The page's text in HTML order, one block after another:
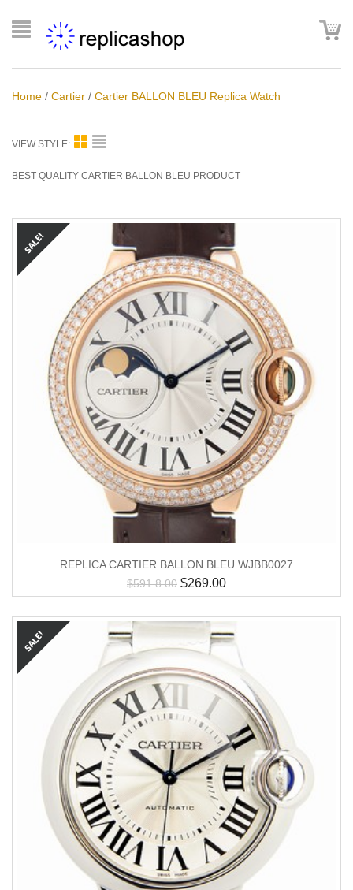
Home / Cartier / Cartier BALLON BLEU Replica Watch
VIEW STYLE:
BEST QUALITY CARTIER BALLON BLEU PRODUCT
REPLICA CARTIER BALLON BLEU WJBB0027
$591.8.00 $269.00